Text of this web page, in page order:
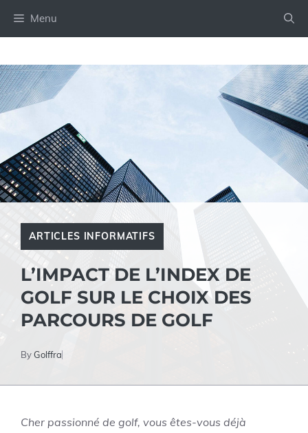
Menu
ARTICLES INFORMATIFS
L’IMPACT DE L’INDEX DE
GOLF SUR LE CHOIX DES
PARCOURS DE GOLF
ByGolffra
Cher passionné de golf, vous êtes-vous déjà